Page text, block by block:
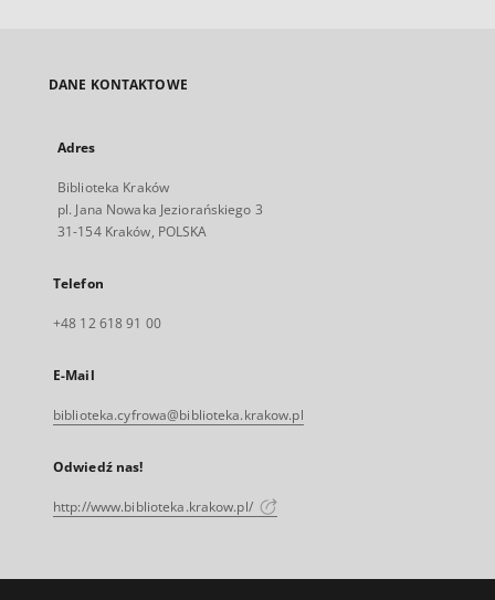
DANE KONTAKTOWE
Adres
Biblioteka Kraków
pl. Jana Nowaka Jeziorańskiego 3
31-154 Kraków, POLSKA
Telefon
+48 12 618 91 00
E-Mail
biblioteka.cyfrowa@biblioteka.krakow.pl
Odwiedź nas!
http://www.biblioteka.krakow.pl/